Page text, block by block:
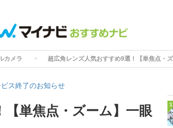
カメラ 超広角レンズ人気おすすめ9選！【単焦点・
ス終了のお知らせ
単焦点・ズーム】一眼
1